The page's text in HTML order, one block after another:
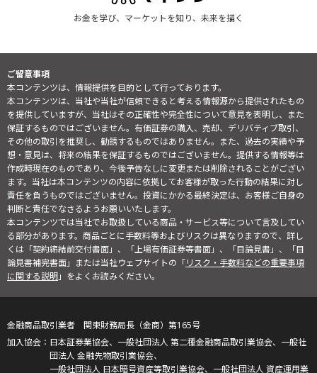
お金を学び、マーケットを知り、未来を描く
ご留意事項
本コンテンツは、情報提供を目的として行っております。
本コンテンツは、当社や当社が信頼できると考える情報源から提供されたもの
を提供していますが、当社はその正確性や完全性について意見を表明し、また
保証するものではございません。有価証券の購入、売却、デリバティブ取引、
その他の取引を推奨し、勧誘するものではありません。また、過去の実績や予
想・意見は、将来の結果を保証するものではございません。提供する情報等は
作成時現在のものであり、今後予告なしに変更または削除されることがござい
ます。当社は本コンテンツの内容に依拠してお客様が取った行動の結果に対し
責任を負うものではございません。投資にかかる最終決定は、お客様ご自身の
判断と責任でなさるようお願いいたします。
本コンテンツでは当社でお取扱している商品・サービス等について言及してい
る部分があります。商品ごとに手数料等およびリスクは異なりますので、詳し
くは「契約締結前交付書面」、「上場有価証券等書面」、「目論見書」、「目
論見書補完書面」または当社ウェブサイトの「リスク・手数料などの重要事項
に関する説明」をよくお読みください。
金融商品取引業者 関東財務局長（金商）第165号
日本証券業協会、一般社団法人 第二種金融商品取引業協会、一般社
団法人 金融先物取引業協会、
一般社団法人 日本暗号資産等取引業協会、一般社団法人 資産運用業